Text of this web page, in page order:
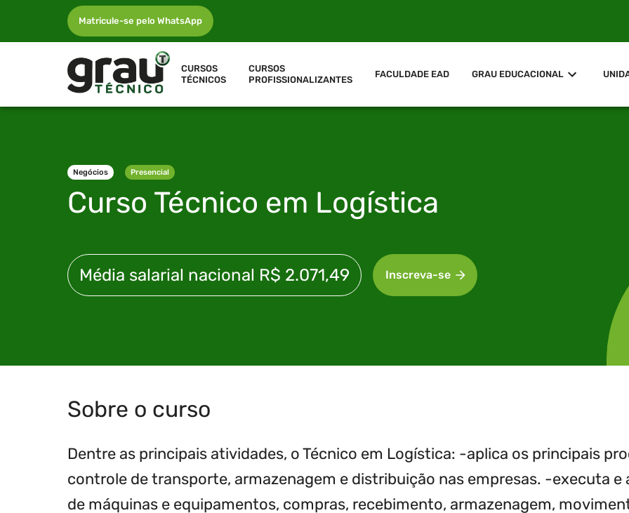
Matricule-se pelo WhatsApp
CURSOS
TÉCNICOS
CURSOS
PROFISSIONALIZANTES
FACULDADE EAD GRAU EDUCACIONAL
Negócios Presencial
Curso Técnico em Logística
Média salarial nacional R$ 2.071,49 Inscreva-se
Sobre o curso
Dentre as principais atividades, o Técnico em Logística: -aplica os principais
controle de transporte, armazenagem e distribuição nas empresas. -executa
de máquinas e equipamentos, compras, recebimento, armazenagem,